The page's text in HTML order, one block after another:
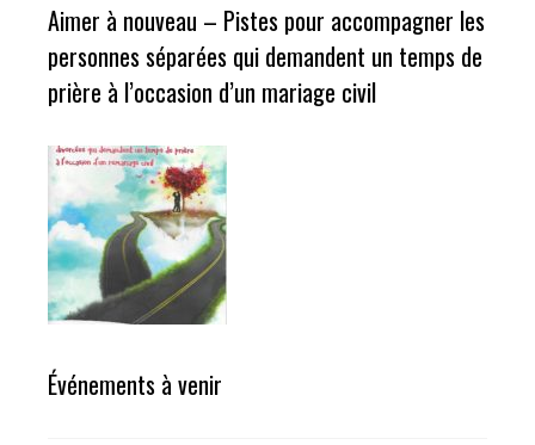
Aimer à nouveau – Pistes pour accompagner les
personnes séparées qui demandent un temps de
prière à l’occasion d’un mariage civil
Événements à venir